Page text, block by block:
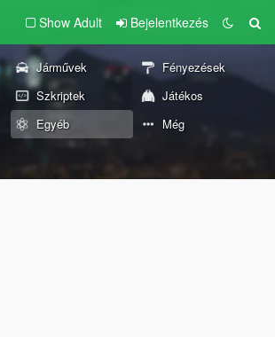
Show Adult Bejelentkezés
Járművek
Fényezések
Szkriptek
Játékos
Egyéb Még